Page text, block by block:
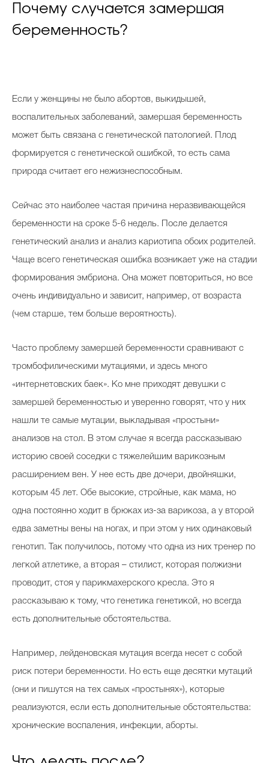
Почему случается замершая
беременность?
Если у женщины не было абортов, выкидышей,
воспалительных заболеваний, замершая беременность
может быть связана с генетической патологией. Плод
формируется с генетической ошибкой, то есть сама
природа считает его нежизнеспособным.
Сейчас это наиболее частая причина неразвивающейся
беременности на сроке 5-6 недель. После делается
генетический анализ и анализ кариотипа обоих родителей.
Чаще всего генетическая ошибка возникает уже на стадии
формирования эмбриона. Она может повториться, но все
очень индивидуально и зависит, например, от возраста
(чем старше, тем больше вероятность).
Часто проблему замершей беременности сравнивают с
тромбофилическими мутациями, и здесь много
«интернетовских баек». Ко мне приходят девушки с
замершей беременностью и уверенно говорят, что у них
нашли те самые мутации, выкладывая «простыни»
анализов на стол. В этом случае я всегда рассказываю
историю своей соседки с тяжелейшим варикозным
расширением вен. У нее есть две дочери, двойняшки,
которым 45 лет. Обе высокие, стройные, как мама, но
одна постоянно ходит в брюках из-за варикоза, а у второй
едва заметны вены на ногах, и при этом у них одинаковый
генотип. Так получилось, потому что одна из них тренер по
легкой атлетике, а вторая – стилист, которая полжизни
проводит, стоя у парикмахерского кресла. Это я
рассказываю к тому, что генетика генетикой, но всегда
есть дополнительные обстоятельства.
Например, лейденовская мутация всегда несет с собой
риск потери беременности. Но есть еще десятки мутаций
(они и пишутся на тех самых «простынях»), которые
реализуются, если есть дополнительные обстоятельства:
хронические воспаления, инфекции, аборты.